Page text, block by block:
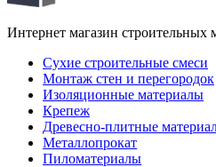
Интернет магазин строительных
Сухие строительные смеси
Монтаж стен и перегородок
Изоляционные материалы
Крепеж
Древесно-плитные
Металлопрокат
Пиломатериалы